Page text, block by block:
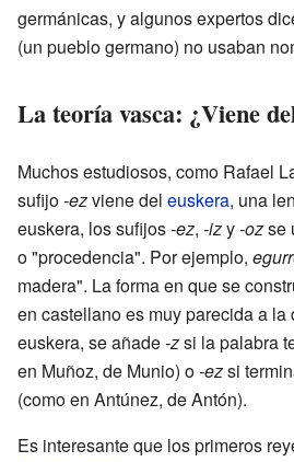
germánicas, y algunos expertos
(un pueblo germano) no usaban
La teoría vasca: ¿Viene
Muchos estudiosos, como Rafael
sufijo-ezviene del euskera, una
euskera, los sufijos-ez, -izy-ozse
o "procedencia". Por ejemplo,
madera". La forma en que se
en castellano es muy parecida a la
euskera, se añade-zsi la palabra
en Muñoz, de Munio) o-ezsi
(como en Antúnez, de Antón).
Es interesante que los primeros